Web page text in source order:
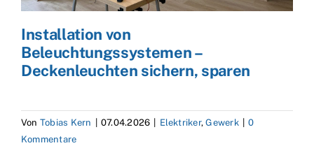
Installation von
Beleuchtungssystemen –
Deckenleuchten sichern, sparen
Von Tobias Kern 07.04.2026 Elektriker,Gewerk
0
Kommentare